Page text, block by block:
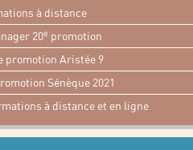
à distance
20e promotion
promotion Aristée 9
Sénèque 2021
à distance et en ligne